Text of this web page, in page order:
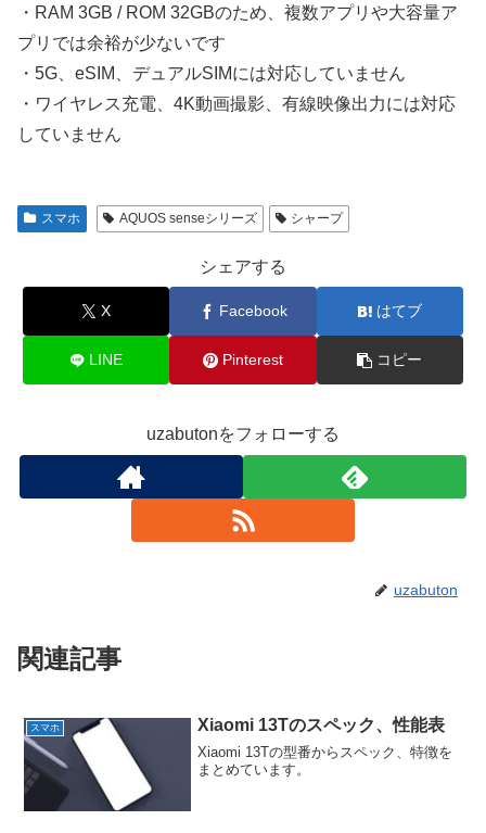
・RAM 3GB / ROM 32GBのため、複数アプリや大容量ア
プリでは余裕が少ないです
・5G、eSIM、デュアルSIMには対応していません
・ワイヤレス充電、4K動画撮影、有線映像出力には対応
していません
スマホ AQUOS senseシリーズ シャープ
シェアする
X Facebook はてブ
LINE Pinterest コピー
uzabutonをフォローする
uzabuton
関連記事
スマホ Xiaomi 13Tのスペック、性能表
Xiaomi 13Tの型番からスペック、特徴を
まとめています。